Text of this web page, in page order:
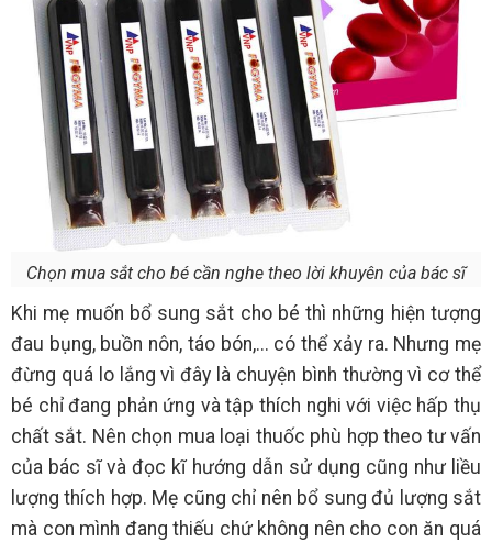
Chọn mua sắt cho bé cần nghe theo lời khuyên của bác sĩ
Khi mẹ muốn bổ sung sắt cho béthì những hiện tượng
đau bụng, buồn nôn, táo bón,... có thể xảy ra. Nhưng mẹ
đừng quá lo lắng vì đây là chuyện bình thường vì cơ thể
bé chỉ đang phản ứng và tập thích nghi với việc hấp thụ
chất sắt. Nên chọn mua loại thuốc phù hợp theo tư vấn
của bác sĩ và đọc kĩ hướng dẫn sử dụng cũng như liều
lượng thích hợp. Mẹ cũng chỉ nên bổ sung đủ lượng sắt
mà con mình đang thiếu chứ không nên cho con ăn quá